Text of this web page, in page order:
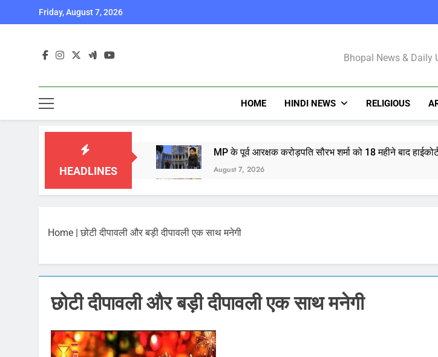
Friday, August 7, 2026
Bhopal
Bhopal News & Daily
HOME HINDI NEWS RELIGIOUS
HEADLINES
MP के पूर्व आरक्षक करोड़पति सौरभ शर्मा को 18 महीने बाद
August 7, 2026
August 7, 2026
August 6, 2026
August 6, 2026
Home |छोटी दीपावली और बड़ी दीपावली एक साथ मनेगी
छोटी दीपावली और बड़ी दीपावली एक साथ मनेगी